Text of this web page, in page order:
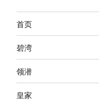
首页
碧湾
领潜
皇家